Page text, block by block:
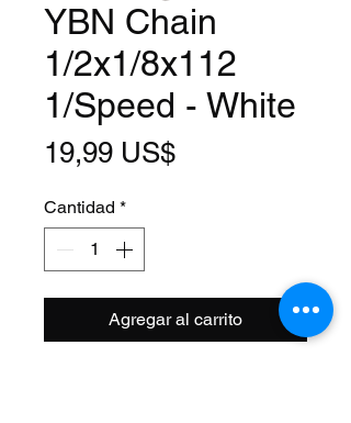
YBN Chain
1/2x1/8x112
1/Speed - White
19,99 US$Precio
Cantidad *
Agregar al carrito